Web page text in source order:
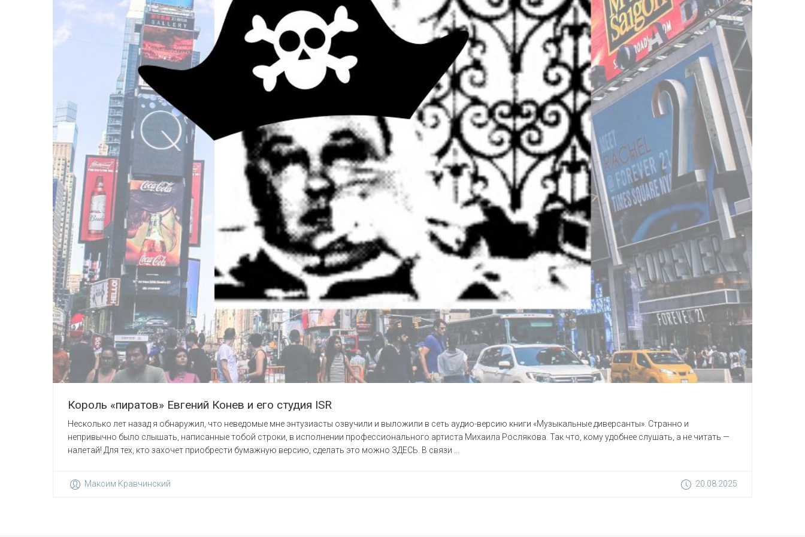
Король «пиратов» Евгений Конев и его студия ISR
Несколько лет назад я обнаружил, что неведомые мне энтузиасты озвучили и выложили в сеть аудио-версию книги «Музыкальные диверсанты». Странно и
непривычно было слышать, написанные тобой строки, в исполнении профессионального артиста Михаила Рослякова. Так что, кому удобнее слушать, а не читать —
налетай! Для тех, кто захочет приобрести бумажную версию, сделать это можно ЗДЕСЬ. В связи ...
Максим Кравчинский 20.08.2025